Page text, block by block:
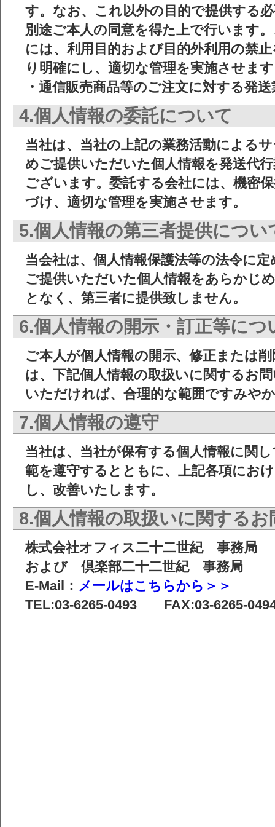
す。なお、これ以外の目的で提供する
別途ご本人の同意を得た上で行います
には、利用目的および目的外利用の禁
り明確にし、適切な管理を実施させま
・通信販売商品等のご注文に対する発
4.個人情報の委託について
当社は、当社の上記の業務活動による
めご提供いただいた個人情報を発送代
ございます。委託する会社には、機密
づけ、適切な管理を実施させます。
5.個人情報の第三者提供につい
当会社は、個人情報保護法等の法令に
ご提供いただいた個人情報をあらかじ
となく、第三者に提供致しません。
6.個人情報の開示・訂正等につ
ご本人が個人情報の開示、修正または
は、下記個人情報の取扱いに関するお
いただければ、合理的な範囲ですみや
7.個人情報の遵守
当社は、当社が保有する個人情報に関
範を遵守するとともに、上記各項にお
し、改善いたします。
8.個人情報の取扱いに関する
株式会社オフィス二十二世紀 事務局
および 倶楽部二十二世紀 事務局
E-Mail： メールはこちらから＞＞
TEL:03-6265-0493 FAX:03-6265-